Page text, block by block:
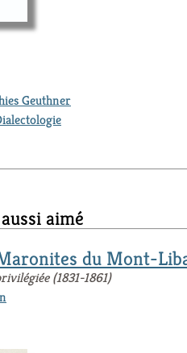
Geuthner
aimé
du Mont-
(1831-1861)